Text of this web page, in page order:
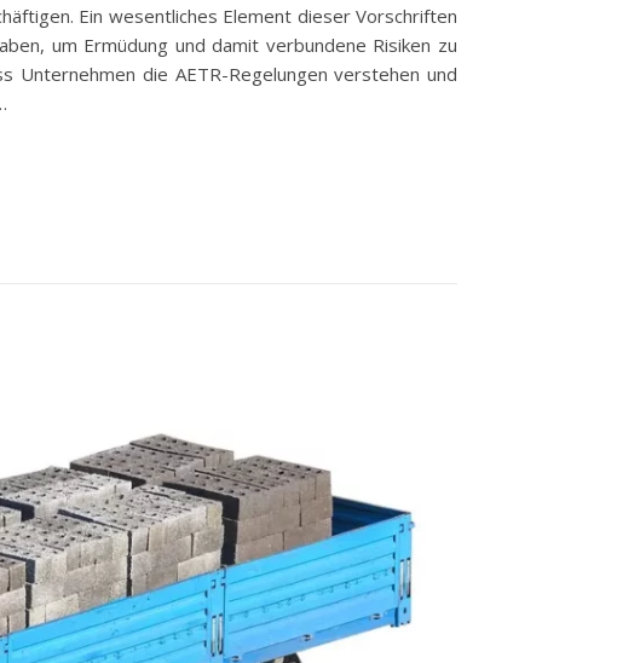
Ein wesentliches Element dieser Vorschriften
um Ermüdung und damit verbundene Risiken zu
die AETR-Regelungen verstehen und